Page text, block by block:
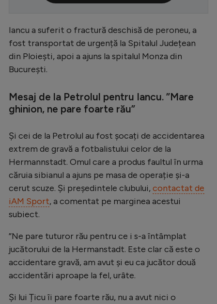
Serie A
Bundesliga
Starurile fotbalului
Stranieri
Clasamente
Tenis
Natație
Formula 1
Gimnastică
Auto
Iancu a suferit o fractură deschisă de peroneu, a
fost transportat de urgență la Spitalul Județean
din Ploiești, apoi a ajuns la spitalul Monza din
București.
Mesaj de la Petrolul pentru Iancu. ”Mare
ghinion, ne pare foarte rău”
Și cei de la Petrolul au fost șocați de accidentarea
extrem de gravă a fotbalistului celor de la
Hermannstadt. Omul care a produs faultul în urma
căruia sibianul a ajuns pe masa de operație și-a
cerut scuze. Și președintele clubului, contactat de
iAM Sport, a comentat pe marginea acestui
subiect.
”Ne pare tuturor rău pentru ce i s-a întâmplat
jucătorului de la Hermanstadt. Este clar că este o
accidentare gravă, am avut și eu ca jucător două
accidentări aproape la fel, urâte.
Și lui Țicu îi pare foarte rău, nu a avut nici o